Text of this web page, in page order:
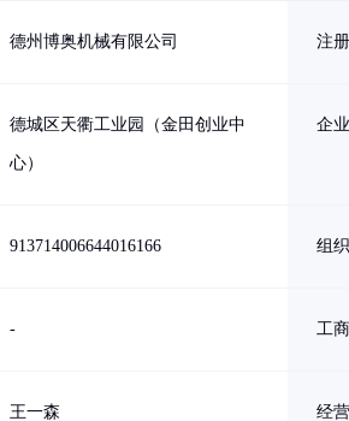
德州博奥机械有限公司 注
德城区天衢工业园（金田创业中
心）
企
913714006644016166 组
- 工
王一森 经